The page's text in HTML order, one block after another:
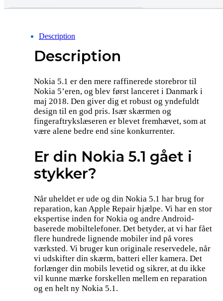
Description
Description
Nokia 5.1 er den mere raffinerede storebror til
Nokia 5’eren, og blev først lanceret i Danmark i
maj 2018. Den giver dig et robust og yndefuldt
design til en god pris. Især skærmen og
fingeraftrykslæseren er blevet fremhævet, som at
være alene bedre end sine konkurrenter.
Er din Nokia 5.1 gået i
stykker?
Når uheldet er ude og din Nokia 5.1 har brug for
reparation, kan Apple Repair hjælpe. Vi har en stor
ekspertise inden for Nokia og andre Android-
baserede mobiltelefoner. Det betyder, at vi har fået
flere hundrede lignende mobiler ind på vores
værksted. Vi bruger kun originale reservedele, når
vi udskifter din skærm, batteri eller kamera. Det
forlænger din mobils levetid og sikrer, at du ikke
vil kunne mærke forskellen mellem en reparation
og en helt ny Nokia 5.1.